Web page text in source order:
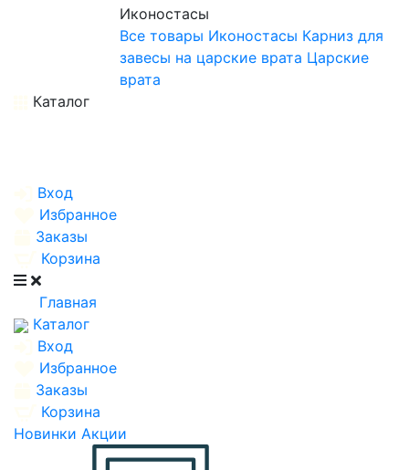
Иконостасы
Все товары Иконостасы Карниз для
завесы на царские врата Царские
врата
Каталог
Вход
Избранное
Заказы
Корзина
Главная
Каталог
Вход
Избранное
Заказы
Корзина
Новинки Акции